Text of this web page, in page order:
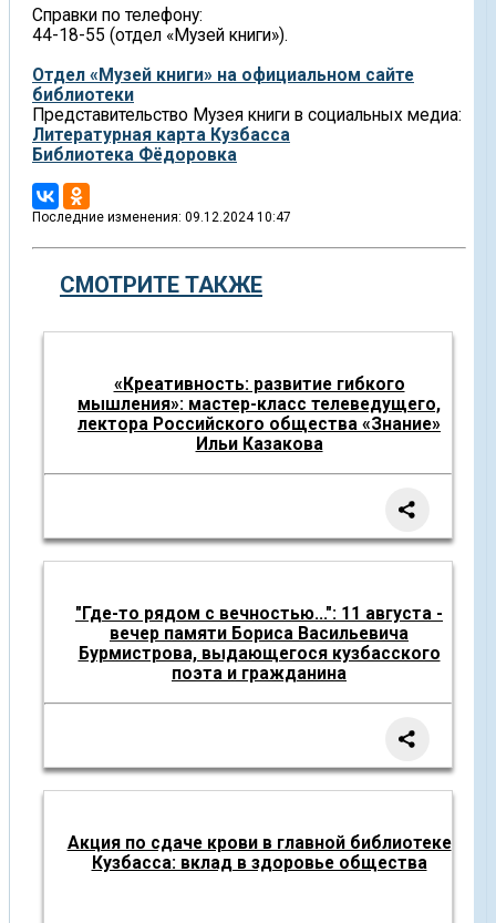
Справки по телефону:
44-18-55 (отдел «Музей книги»).
Отдел «Музей книги» на официальном сайте
библиотеки
Представительство Музея книги в социальных медиа:
Литературная карта Кузбасса
Библиотека Фёдоровка
Последние изменения: 09.12.2024 10:47
СМОТРИТЕ ТАКЖЕ
«Креативность: развитие гибкого
мышления»: мастер-класс телеведущего,
лектора Российского общества «Знание»
Ильи Казакова
"Где-то рядом с вечностью...": 11 августа -
вечер памяти Бориса Васильевича
Бурмистрова, выдающегося кузбасского
поэта и гражданина
Акция по сдаче крови в главной библиотеке
Кузбасса: вклад в здоровье общества